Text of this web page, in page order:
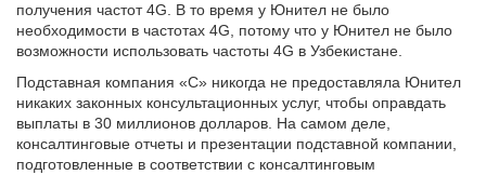
получения частот 4G. В то время у Юнител не было
необходимости в частотах 4G, потому что у Юнител не было
возможности использовать частоты 4G в Узбекистане.
Подставная компания «C» никогда не предоставляла Юнител
никаких законных консультационных услуг, чтобы оправдать
выплаты в 30 миллионов долларов. На самом деле,
консалтинговые отчеты и презентации подставной компании,
подготовленные в соответствии с консалтинговым